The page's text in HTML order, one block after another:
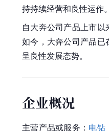
持持续经营和良性运作
自大奔公司产品上市
如今，大奔公司产品已
呈良性发展态势。
企业概况
主营产品或服务： 电钻